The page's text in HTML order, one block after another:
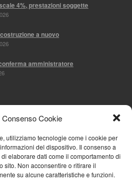
Cookie
utilizziamo tecnologie come i cookie per
del dispositivo. Il consenso a
elaborare dati come il comportamento di
sito. Non acconsentire o ritirare il
su alcune caratteristiche e funzioni.
4%, prestazioni soggette
a nuovo
amministratore